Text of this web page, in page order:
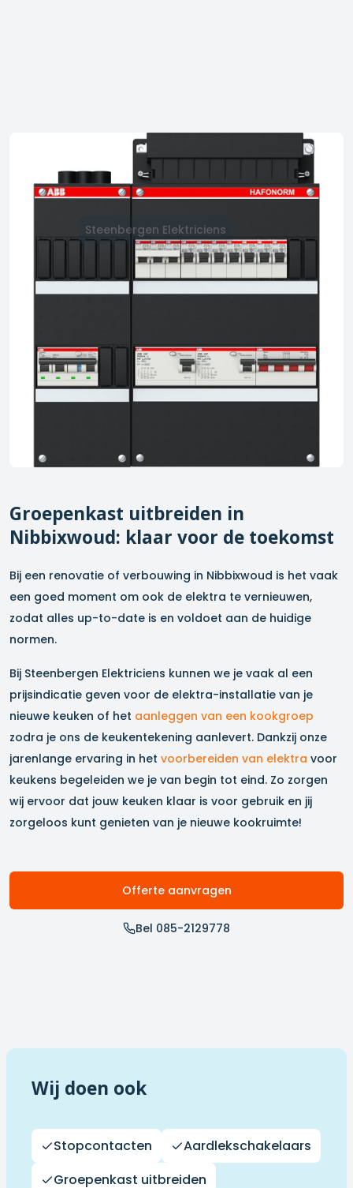
Groepenkast uitbreiden in
Nibbixwoud: klaar voor de toekomst
Bij een renovatie of verbouwing in Nibbixwoud is het vaak
een goed moment om ook de elektra te vernieuwen,
zodat alles up-to-date is en voldoet aan de huidige
normen.
Bij Steenbergen Elektriciens kunnen we je vaak al een
prijsindicatie geven voor de elektra-installatie van je
nieuwe keuken of het aanleggen van een kookgroep
zodra je ons de keukentekening aanlevert. Dankzij onze
jarenlange ervaring in het voorbereiden van elektra voor
keukens begeleiden we je van begin tot eind. Zo zorgen
wij ervoor dat jouw keuken klaar is voor gebruik en jij
zorgeloos kunt genieten van je nieuwe kookruimte!
Offerte aanvragen
Bel 085-2129778
Steenbergen Elektriciens
Wij doen ook
Stopcontacten
Aardlekschakelaars
Groepenkast uitbreiden